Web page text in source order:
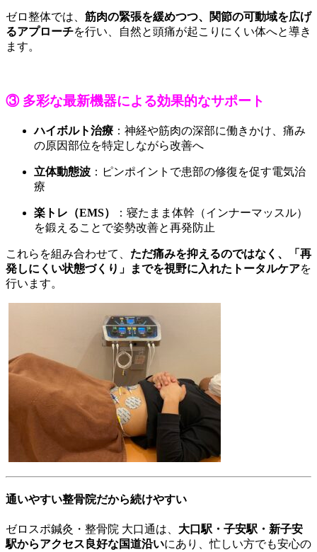
ゼロ整体では、 筋肉の緊張を緩めつつ、関節の可動域を広げ
るアプローチを行い、自然と頭痛が起こりにくい体へと導き
ます。
③ 多彩な最新機器による効果的なサポート
ハイボルト治療 ：神経や筋肉の深部に働きかけ、痛み
の原因部位を特定しながら改善へ
立体動態波 ：ピンポイントで患部の修復を促す電気治
療
楽トレ（EMS）
：寝たまま体幹（インナーマッスル）
を鍛えることで姿勢改善と再発防止
これらを組み合わせて、 ただ痛みを抑えるのではなく、「再
発しにくい状態づくり」までを視野に入れたトータルケアを
行います。
通いやすい整骨院だから続けやすい
ゼロスポ鍼灸・整骨院 大口通は、 大口駅・子安駅・新子安
駅からアクセス良好な国道沿いにあり、忙しい方でも安心の